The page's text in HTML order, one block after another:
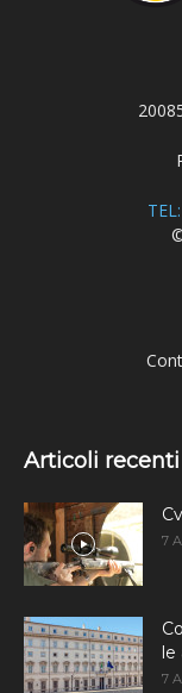
Articoli recenti
7
le
7